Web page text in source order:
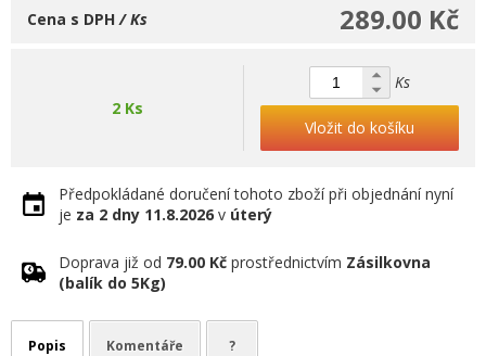
289.00 Kč
Cena s DPH/ Ks
2 Ks
Ks
Vložit do košíku
Předpokládané doručení tohoto zboží při objednání nyní
je za 2 dny 11.8.2026 v úterý
Doprava již od 79.00 Kč prostřednictvím Zásilkovna
(balík do 5Kg)
Popis Komentáře ?